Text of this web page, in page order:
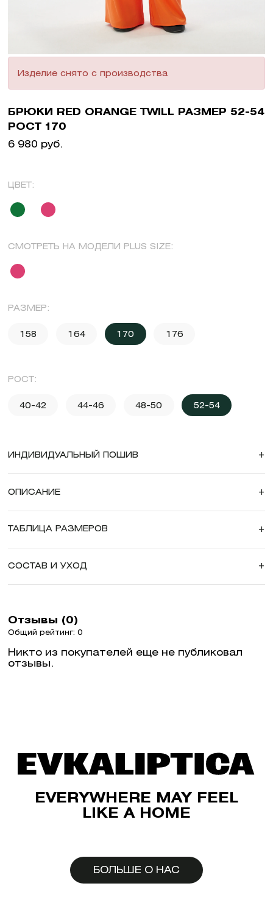
Изделие снято с производства
БРЮКИ RED ORANGE TWILL РАЗМЕР 52-54
РОСТ 170
6 980 руб.
ЦВЕТ:
СМОТРЕТЬ НА МОДЕЛИ PLUS SIZE:
РАЗМЕР:
158 164 170 176
РОСТ:
40-42 44-46 48-50 52-54
ИНДИВИДУАЛЬНЫЙ ПОШИВ +
ОПИСАНИЕ +
ТАБЛИЦА РАЗМЕРОВ +
СОСТАВ И УХОД +
Отзывы (0)
Общий рейтинг: 0
Никто из покупателей еще не публиковал
отзывы.
EVERYWHERE MAY FEEL
LIKE A HOME
БОЛЬШЕ О НАС